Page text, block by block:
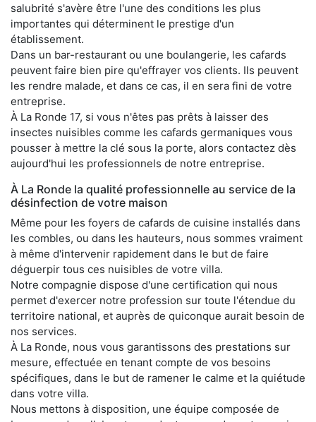
salubrité s'avère être l'une des conditions les plus
importantes qui déterminent le prestige d'un
établissement.
Dans un bar-restaurant ou une boulangerie, les cafards
peuvent faire bien pire qu'effrayer vos clients. Ils peuvent
les rendre malade, et dans ce cas, il en sera fini de votre
entreprise.
À La Ronde 17, si vous n'êtes pas prêts à laisser des
insectes nuisibles comme les cafards germaniques vous
pousser à mettre la clé sous la porte, alors contactez dès
aujourd'hui les professionnels de notre entreprise.
À La Ronde la qualité professionnelle au service de la
désinfection de votre maison
Même pour les foyers de cafards de cuisine installés dans
les combles, ou dans les hauteurs, nous sommes vraiment
à même d'intervenir rapidement dans le but de faire
déguerpir tous ces nuisibles de votre villa.
Notre compagnie dispose d'une certification qui nous
permet d'exercer notre profession sur toute l'étendue du
territoire national, et auprès de quiconque aurait besoin de
nos services.
À La Ronde, nous vous garantissons des prestations sur
mesure, effectuée en tenant compte de vos besoins
spécifiques, dans le but de ramener le calme et la quiétude
dans votre villa.
Nous mettons à disposition, une équipe composée de